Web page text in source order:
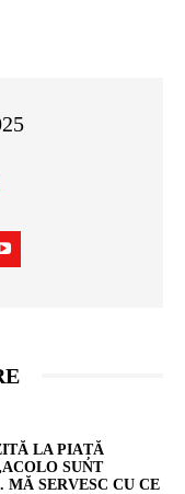
LA PIAȚĂ
SUNT
SERVESC CU CE